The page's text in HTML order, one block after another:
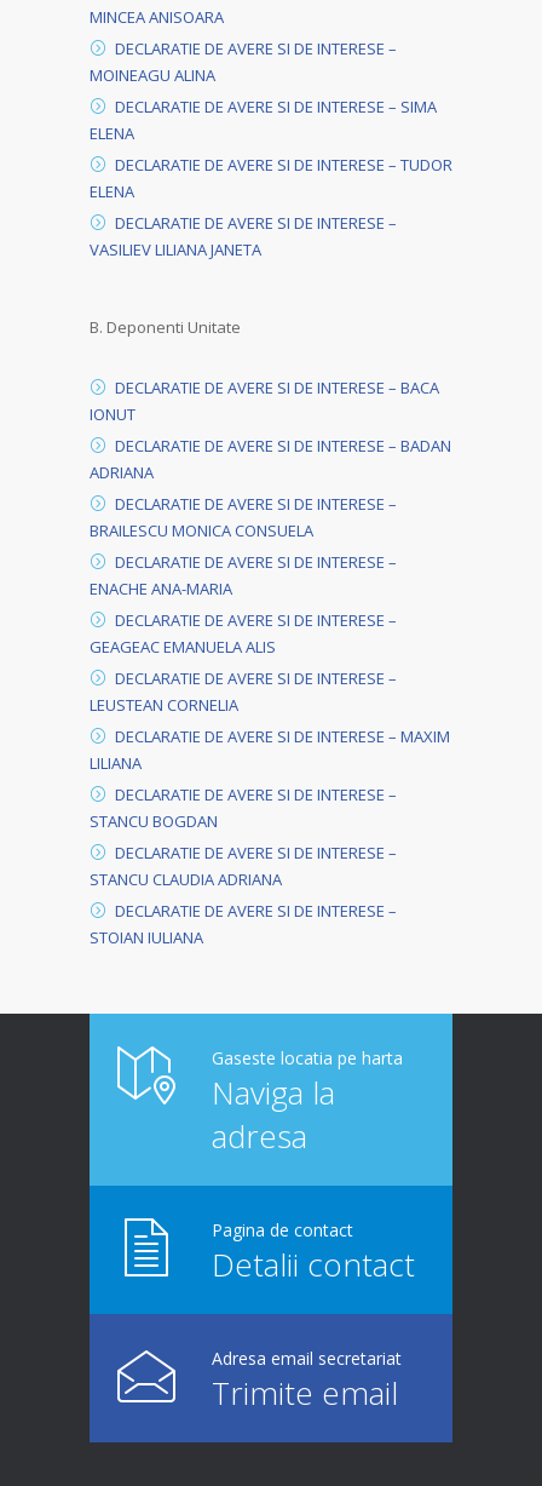
MINCEA ANISOARA
DECLARATIE DE AVERE SI DE INTERESE –
MOINEAGU ALINA
DECLARATIE DE AVERE SI DE INTERESE – SIMA
ELENA
DECLARATIE DE AVERE SI DE INTERESE – TUDOR
ELENA
DECLARATIE DE AVERE SI DE INTERESE –
VASILIEV LILIANA JANETA
B. Deponenti Unitate
DECLARATIE DE AVERE SI DE INTERESE – BACA
IONUT
DECLARATIE DE AVERE SI DE INTERESE – BADAN
ADRIANA
DECLARATIE DE AVERE SI DE INTERESE –
BRAILESCU MONICA CONSUELA
DECLARATIE DE AVERE SI DE INTERESE –
ENACHE ANA-MARIA
DECLARATIE DE AVERE SI DE INTERESE –
GEAGEAC EMANUELA ALIS
DECLARATIE DE AVERE SI DE INTERESE –
LEUSTEAN CORNELIA
DECLARATIE DE AVERE SI DE INTERESE – MAXIM
LILIANA
DECLARATIE DE AVERE SI DE INTERESE –
STANCU BOGDAN
DECLARATIE DE AVERE SI DE INTERESE –
STANCU CLAUDIA ADRIANA
DECLARATIE DE AVERE SI DE INTERESE –
STOIAN IULIANA
Gaseste locatia pe harta
Naviga la
adresa
Pagina de contact
Detalii contact
Adresa email secretariat
Trimite email